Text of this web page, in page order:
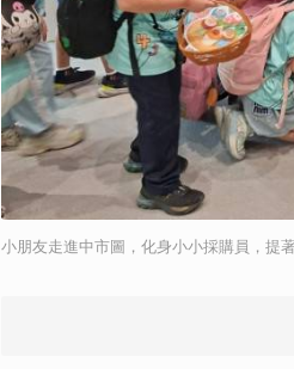
小朋友走進中市圖，化身小小採購員，提